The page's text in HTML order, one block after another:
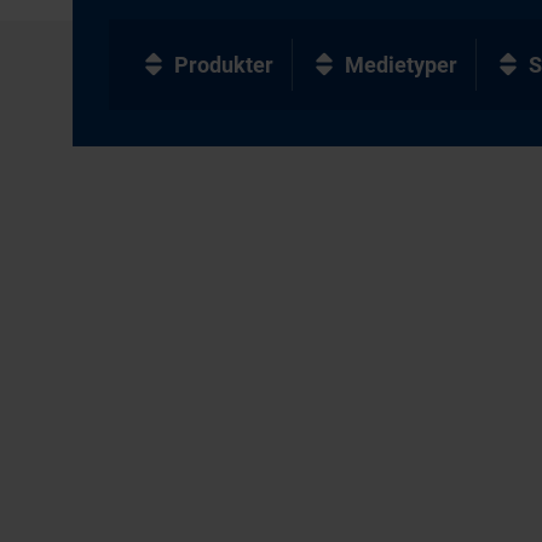
Produkter Medietyper